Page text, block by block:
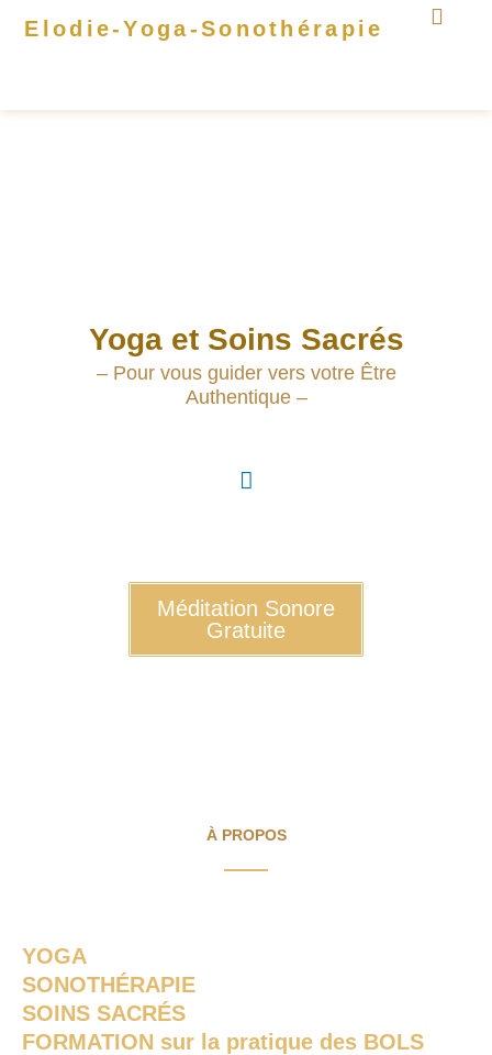
Elodie-Yoga-Sonothérapie
Yoga et Soins Sacrés
– Pour vous guider vers votre Être
Authentique –
Méditation Sonore
Gratuite
À PROPOS
YOGA
SONOTHÉRAPIE
SOINS SACRÉS
FORMATION sur la pratique des BOLS